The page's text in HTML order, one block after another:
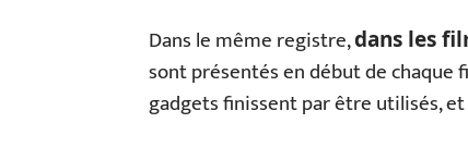
Dans le même registre,dans les
sont présentés en début de chaque
gadgets finissent par être utilisés,